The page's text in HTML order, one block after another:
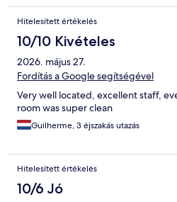
Hitelesített értékelés
10/10 Kivételes
2026. május 27.
Fordítás a Google segítségével
Very well located, excellent staff,
room was super clean
Guilherme, 3 éjszakás utazás
Hitelesített értékelés
10/6 Jó